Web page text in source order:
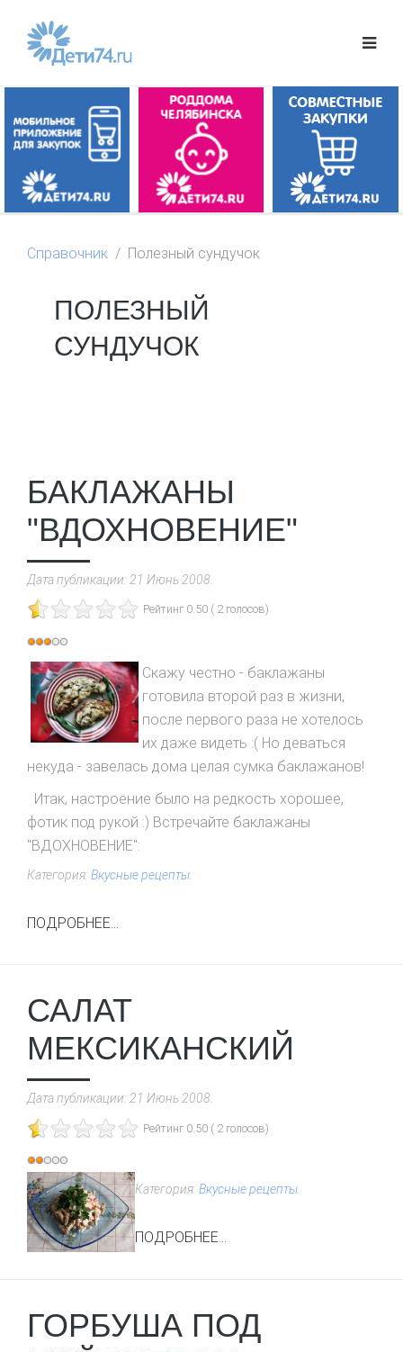
Справочник Полезный сундучок
ПОЛЕЗНЫЙ
СУНДУЧОК
БАКЛАЖАНЫ
"ВДОХНОВЕНИЕ"
Дата публикации: 21 Июнь 2008
Рейтинг 0.50 ( 2 голосов)
Рейтинг:
3/5
Скажу честно - баклажаны
готовила второй раз в жизни,
после первого раза не хотелось
их даже видеть :( Но деваться
некуда - завелась дома целая сумка баклажанов!
Итак, настроение было на редкость хорошее,
фотик под рукой :) Встречайте баклажаны
"ВДОХНОВЕНИЕ":
Категория: Вкусные рецепты.
ПОДРОБНЕЕ...
САЛАТ
МЕКСИКАНСКИЙ
Дата публикации: 21 Июнь 2008.
Рейтинг 0.50 ( 2 голосов)
Рейтинг:
2/5 Категория: Вкусные рецепты
ПОДРОБНЕЕ...
ГОРБУША ПОД